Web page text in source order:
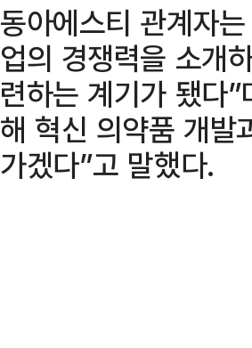
동아에스티 관계자
업의 경쟁력을 소개
련하는 계기가 됐다
해 혁신 의약품 개발
가겠다”고 말했다.